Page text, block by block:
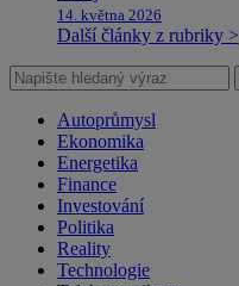
14. května 2026
Další články z rubriky >
Autoprůmysl
Ekonomika
Energetika
Finance
Investování
Politika
Reality
Technologie